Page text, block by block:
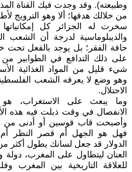
وطبيعته). وقد وجدت فيك القناة
من خلالك هدفها؛ ألا وهو الترويج
سخرت له الجزائر كل إمكانياتها
والديبلوماسية لدرجة أن الشعب
حافة الفقر؛ بل يوجد بالفعل تحت
على ذلك التدافع في الطوابير
شيء قليل من المواد الغذائية
وهو وضع لا يعرفه الشعب
الاحتلال.
وما يبعث على الاستغراب،
الانفصال في وقت ذبلت فيه هذه
وأصبحت قاب قوسين أو أدنى من
فهل هو الجهل أم قصر النظر أم
الدولار قد جعل لسانك يطول أكثر
العنان ليتطاول على المغرب، دولة
للعلاقة التاريخية بين المغرب